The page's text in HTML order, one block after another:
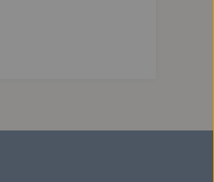
行蹤成謎的歲月》、